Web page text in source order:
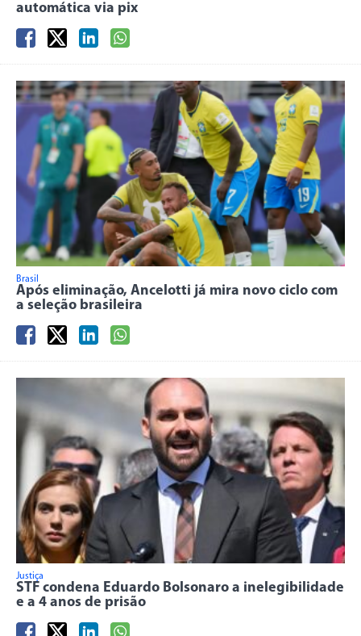
automática via pix
Brasil
Após eliminação, Ancelotti já mira novo ciclo com
a seleção brasileira
Justiça
STF condena Eduardo Bolsonaro a inelegibilidade
e a 4 anos de prisão